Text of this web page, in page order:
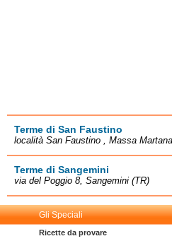
Terme di San Faustino
località San Faustino , Massa
Terme di Sangemini
via del Poggio 8, Sangemini (TR)
Gli Speciali
Ricette da provare